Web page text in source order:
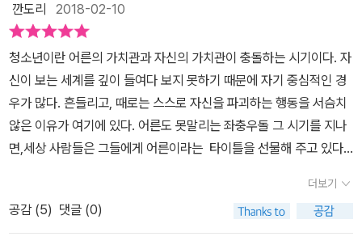
봅니다.”(작가의 말 中) 이 책에 등장하는 인물들을 통해, 그리고 그
들이 전하는 이야기들을 통해 『데이트하자!』의 모든 독자들에게 이
작가의 울림이 그대로 행복이 되어 전해지길, 작가의 바람처럼 우리
친구들이 살아갈 미래는 지금까지와는 사뭇 다른 세계가 되길 기대해
본다. 주요 내용 「사과를 주세요」 - 자신에게 모욕적인 말을 한 선생
님에게 사과를 받기 위해 의지의 ‘사과를 주세요’ 시위가 시작된다. 이
시위에 대한 소문이 학교 밖으로까지 퍼져 나가 결국 선생님은 의지
자!」 - 나래는 수현과 우연한 만남을 가장한 데이트를 하기 위해 배드
민턴장에서 재현을 기다린다. 하지만 그곳에서 나래를 반기는 사람은
치매기가 보이는 할머니인데……. 얼렁뚱땅 시작된 할머니와의 데이
‘나’로 등장하여 나수현을 짝사랑합니다. 「삐딱이를 만났어」에서는 서
이유가 ‘나’로 나오는데, 이유는 공태오, 나래와는 이종사촌 간으로 공
나래가 짝사랑하고 나중에 사귀게 되는 수현과 같은 반입니다. 「가출
기록부」에서는 서유리의 쌍둥이 남동생인 서해밀이 ‘나’로 등장합니
다. 마지막 「짝사랑만세」의 ‘나’는 「데이트하자!」에서의 ‘나’가 짝사랑
하던 나수현의 형인 재현입니다. 재현은 태오와 친구이면서 의지를
짝사랑합니다. 이렇게 다섯 편의 단편들은 등장인물들이 꼬리에 꼬
리를 물고 서로 이어져 있습니다. 아울러 내용도 조금씩 겹치는 부분
도 있어, 별개의 단편이면서도 별개가 아닌, 마치 연작소설처럼 느껴
깐도리 2018-02-10
청소년이란 어른의 가치관과 자신의 가치관이 충돌하는 시기이다. 자
신이 보는 세계를 깊이 들여다 보지 못하기 때문에 자기 중심적인 경
우가 많다. 흔들리고, 때로는 스스로 자신을 파괴하는 행동을 서슴치
않은 이유가 여기에 있다. 어른도 못말리는 좌충우돌 그 시기를 지나
면,세상 사람들은 그들에게 어른이라는 타이틀을 선물해 주고 있다.
며, 어른으로서 책임감과 의무를 할 때 비로소 어른으로서 새로운 길
을 떠나게 된다. 소설 <데이트하자!>는 사춘기 청소년의 모습을 다섯
편의 단편소설로 그려내고 있으며, 이 소설의 특지은 각각의 단편이
더보기
공감 (5) 댓글 (0)